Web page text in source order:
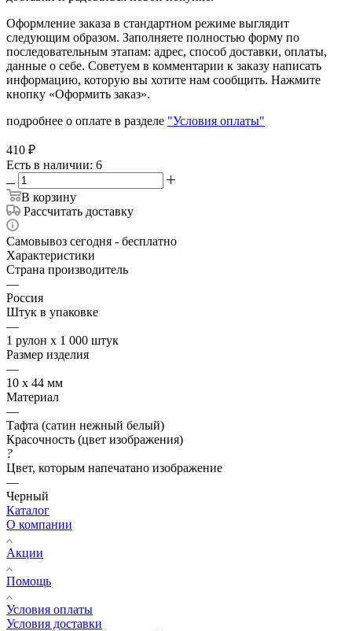
Оформление заказа в стандартном режиме выглядит
следующим образом. Заполняете полностью форму по
последовательным этапам: адрес, способ доставки, оплаты,
данные о себе. Советуем в комментарии к заказу написать
информацию, которую вы хотите нам сообщить. Нажмите
кнопку «Оформить заказ».
подробнее о оплате в разделе "Условия оплаты"
410 ₽
Есть в наличии: 6
В корзину
Рассчитать доставку
Самовывоз сегодня - бесплатно
Характеристики
Страна производитель
—
Россия
Штук в упаковке
—
1 рулон х 1 000 штук
Размер изделия
—
10 х 44 мм
Материал
—
Тафта (сатин нежный белый)
Красочность (цвет изображения)
?
Цвет, которым напечатано изображение
—
Черный
Каталог
О компании
Акции
Помощь
Условия оплаты
Условия доставки